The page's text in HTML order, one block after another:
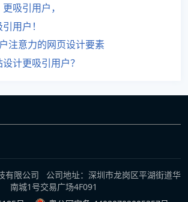
吸引用户，
用户！
注意力的网页设计要素
计更吸引用户？
有限公司 公司地址：深圳市龙岗区平湖街道华
南城1号交易广场4F091